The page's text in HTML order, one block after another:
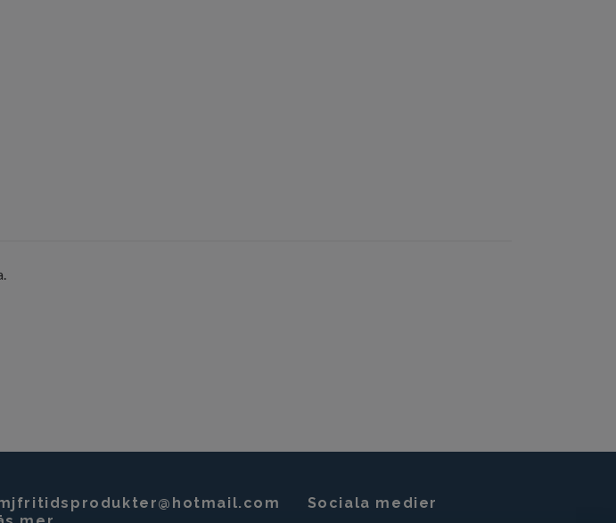
Sociala medier